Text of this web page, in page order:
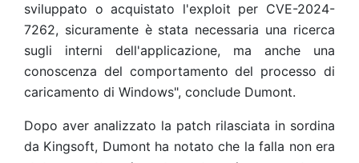
sviluppato o acquistato l'exploit per CVE-2024-
7262, sicuramente è stata necessaria una ricerca
sugli interni dell'applicazione, ma anche una
conoscenza del comportamento del processo di
caricamento di Windows", conclude Dumont.
Dopo aver analizzato la patch rilasciata in sordina
da Kingsoft, Dumont ha notato che la falla non era